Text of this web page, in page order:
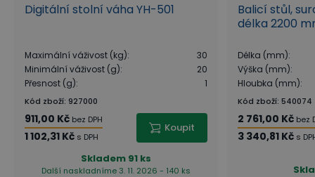
Digitální stolní váha YH-501
Maximální váživost (kg):
30
Minimální váživost (g):
20
Přesnost (g): 1
Kód zboží: 927000
911,00 Kč bez DPH
1 102,31 Kč s DPH
Koupit
Skladem 91 ks
Další naskladníme 3. 11. 2026 - 140 ks
Balicí stůl,
délka 2200
Délka (mm):
Výška (mm):
Hloubka (mm):
Kód zboží: 540074
2 761,00 Kč bez
3 340,81 Kč s